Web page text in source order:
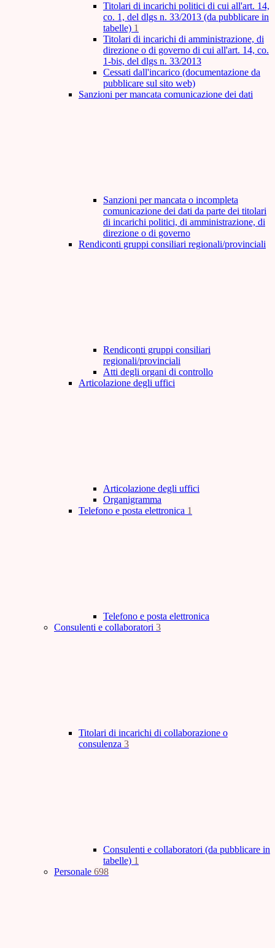
Titolari di incarichi politici di cui all'art. 14,
co. 1, del dlgs n. 33/2013 (da pubblicare in
tabelle) 1
Titolari di incarichi di amministrazione, di
direzione o di governo di cui all'art. 14, co.
1-bis, del dlgs n. 33/2013
Cessati dall'incarico (documentazione da
pubblicare sul sito web)
Sanzioni per mancata comunicazione dei dati
Sanzioni per mancata o incompleta
comunicazione dei dati da parte dei titolari
di incarichi politici, di amministrazione, di
direzione o di governo
Rendiconti gruppi consiliari regionali/provinciali
Rendiconti gruppi consiliari
regionali/provinciali
Atti degli organi di controllo
Articolazione degli uffici
Articolazione degli uffici
Organigramma
Telefono e posta elettronica 1
Telefono e posta elettronica
Consulenti e collaboratori 3
Titolari di incarichi di collaborazione o
consulenza 3
Consulenti e collaboratori (da pubblicare in
tabelle) 1
Personale 698